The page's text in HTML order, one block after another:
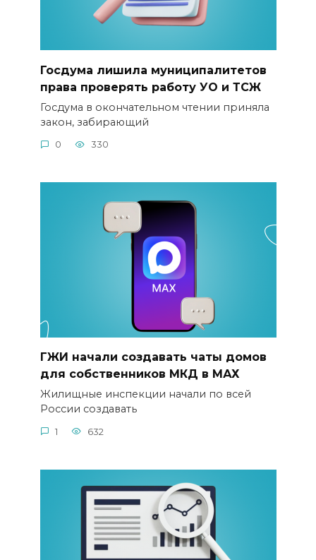
Госдума лишила муниципалитетов
права проверять работу УО и ТСЖ
Госдума в окончательном чтении приняла
закон, забирающий
0 330
ГЖИ начали создавать чаты домов
для собственников МКД в MАХ
Жилищные инспекции начали по всей
России создавать
1 632